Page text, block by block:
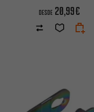
DESDE 20,99€